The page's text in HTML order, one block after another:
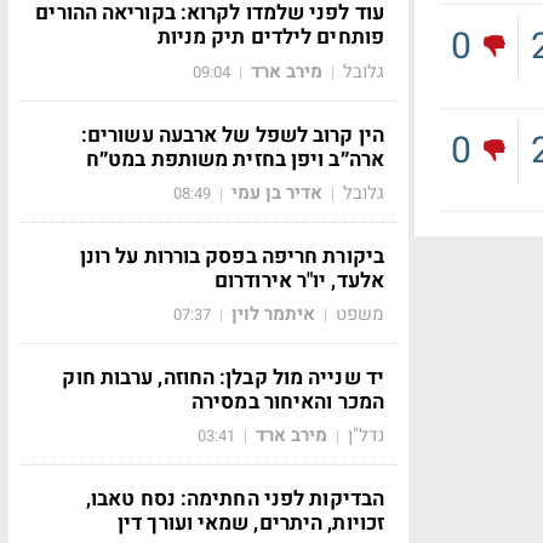
0
0
עוד לפני שלמדו לקרוא: בקוריאה ההורים
פותחים לילדים תיק מניות
גלובל | מירב ארד |
09:04
הין קרוב לשפל של ארבעה עשורים:
ארה״ב ויפן בחזית משותפת במט״ח
גלובל | אדיר בן עמי |
08:49
ביקורת חריפה בפסק בוררות על רונן
אלעד, יו"ר אירודרום
משפט | איתמר לוין |
07:37
יד שנייה מול קבלן: החוזה, ערבות חוק
המכר והאיחור במסירה
נדל"ן | מירב ארד |
03:41
הבדיקות לפני החתימה: נסח טאבו,
זכויות, היתרים, שמאי ועורך דין